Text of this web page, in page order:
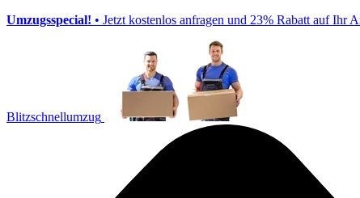
Umzugsspecial! • Jetzt kostenlos anfragen und 23% Rabatt auf Ihr
Blitzschnellumzug